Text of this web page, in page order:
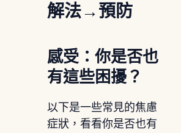
解法→預防
感受：你是否也
有這些困擾？
以下是一些常見的焦慮
症狀，看看你是否也有